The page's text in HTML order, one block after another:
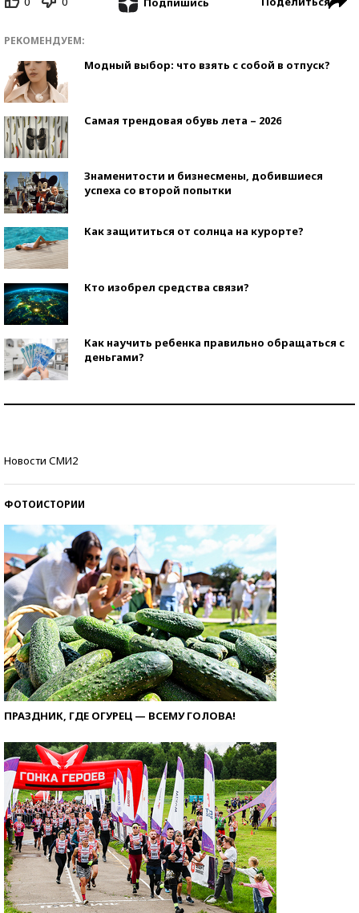
РЕКОМЕНДУЕМ:
Модный выбор: что взять с собой в отпуск?
Самая трендовая обувь лета – 2026
Знаменитости и бизнесмены, добившиеся
успеха со второй попытки
Как защититься от солнца на курорте?
Кто изобрел средства связи?
Как научить ребенка правильно обращаться с
деньгами?
Новости СМИ2
ФОТОИСТОРИИ
ПРАЗДНИК, ГДЕ ОГУРЕЦ — ВСЕМУ ГОЛОВА!